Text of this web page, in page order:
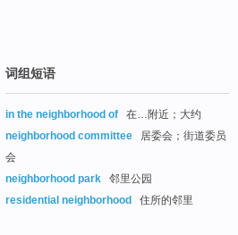
词组短语
in the neighborhood of
在…附近；大约
neighborhood committee
居委会；街道委员
会
neighborhood park
邻里公园
residential neighborhood
住所的邻里